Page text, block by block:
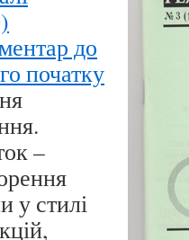
до
початку
–
у стилі